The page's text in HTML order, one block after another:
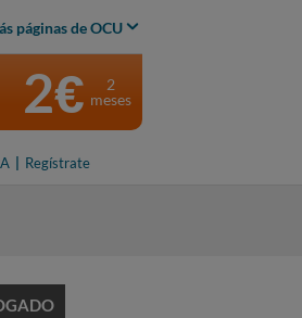
páginas de OCU
Regístrate
2€
2
meses